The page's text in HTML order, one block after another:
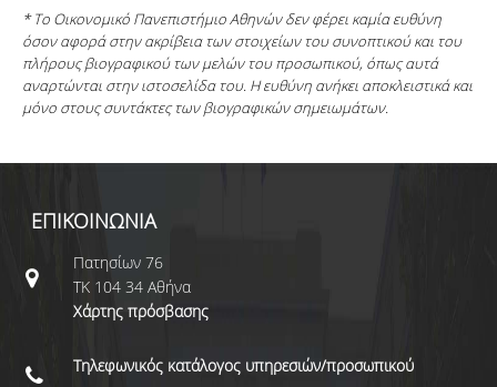
* Το Οικονομικό Πανεπιστήμιο Αθηνών δεν φέρει καμία ευθύνη
όσον αφορά στην ακρίβεια των στοιχείων του συνοπτικού και του
πλήρους βιογραφικού των μελών του προσωπικού, όπως αυτά
αναρτώνται στην ιστοσελίδα του. Η ευθύνη ανήκει αποκλειστικά και
μόνο στους συντάκτες των βιογραφικών σημειωμάτων.
ΕΠΙΚΟΙΝΩΝΙΑ
Πατησίων 76
ΤΚ 104 34 Αθήνα
Χάρτης πρόσβασης
Τηλεφωνικός κατάλογος υπηρεσιών/προσωπικού